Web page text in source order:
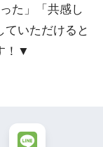
た」「共感し
ていただけると
！▼